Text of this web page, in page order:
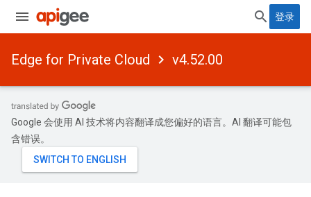
登录
Edge for Private Cloud v4.52.00
Google 会使用 AI 技术将内容翻译成您偏好的语言。AI 翻译可能包
含错误。